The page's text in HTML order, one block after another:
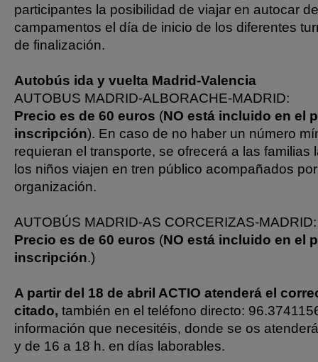
participantes la posibilidad de viajar en autocar
campamentos el día de inicio de los diferentes
de finalización.
Autobús ida y vuelta Madrid-Valencia
AUTOBUS MADRID-ALBORACHE-MADRID:
Precio es de 60 euros (NO está incluido en el
inscripción). En caso de no haber un número
requieran el transporte, se ofrecerá a las familias
los niños viajen en tren público acompañados
organización.
AUTOBÚS MADRID-AS CORCERIZAS-MADRID:
Precio es de 60 euros (NO está incluido en el
inscripción.)
A partir del 18 de abril ACTIO atenderá el
citado, también en el teléfono directo:
información que necesitéis, donde se os
y de 16 a 18 h. en días laborables.